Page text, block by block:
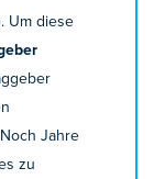
Um diese
Jahre
zu